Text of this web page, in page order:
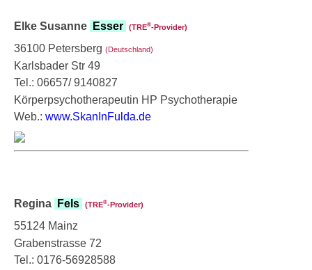
Elke Susanne Esser (TRE®‑Provider)
36100 Petersberg (Deutschland)
Karlsbader Str 49
Tel.: 06657/ 9140827
Körperpsychotherapeutin HP Psychotherapie
Web.: www.SkanInFulda.de
Regina Fels (TRE®‑Provider)
55124 Mainz
Grabenstrasse 72
Tel.: 0176-56928588